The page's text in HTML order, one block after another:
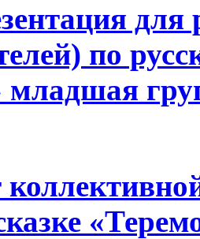
для
по
младшая